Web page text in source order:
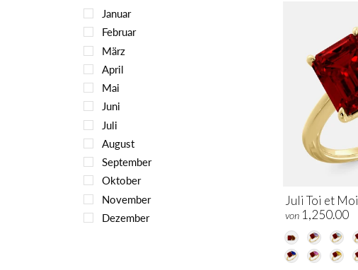
Januar
Februar
März
April
Mai
Juni
Juli
August
September
Oktober
November
Dezember
Juli Toi et Moi
von 1,250.00